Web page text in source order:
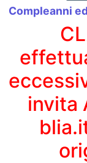
Compleanni
invita